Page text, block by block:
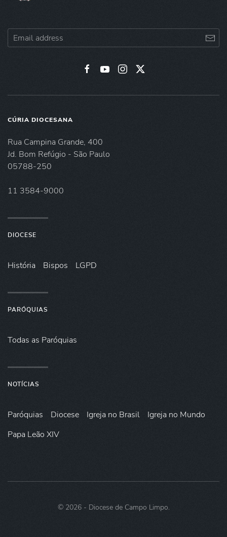
CÚRIA DIOCESANA
Rua Campina Grande, 400
Jd. Bom Refúgio - São Paulo
05788-250
11 3584-9000
DIOCESE
História Bispos LGPD
PARÓQUIAS
Todas as Paróquias
NOTÍCIAS
Paróquias Diocese Igreja no Brasil
Igreja no Mundo
Papa Leão XIV
© 2026- Diocese de Campo Limpo.